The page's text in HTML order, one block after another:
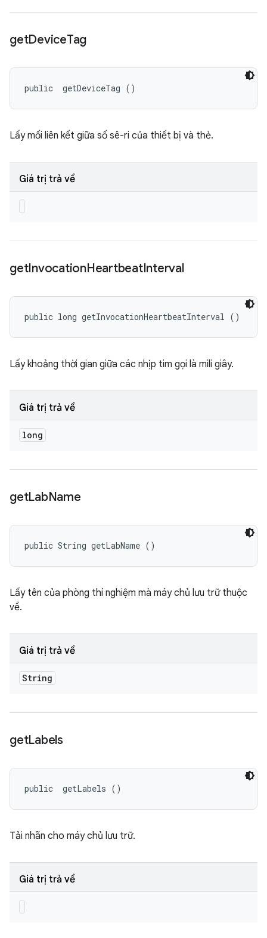
getDeviceTag
public getDeviceTag ()
Lấy mối liên kết giữa số sê-ri của thiết bị và thẻ.
Giá trị trả về
getInvocationHeartbeatInterval
public long getInvocationHeartbeatInterval ()
Lấy khoảng thời gian giữa các nhịp tim gọi là mili giây.
Giá trị trả về
long
getLabName
public String getLabName ()
Lấy tên của phòng thí nghiệm mà máy chủ lưu trữ thuộc
về.
Giá trị trả về
String
getLabels
public getLabels ()
Tải nhãn cho máy chủ lưu trữ.
Giá trị trả về